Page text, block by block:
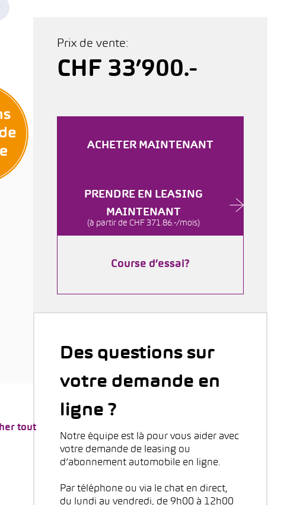
tout
Prix de vente:
CHF 33’900.-
ACHETER MAINTENANT
PRENDRE EN LEASING
MAINTENANT
(à partir de CHF 371.86.-/mois)
Course d’essai?
Des questions sur
votre demande en
ligne ?
Notre équipe est là pour vous aider avec
votre demande de leasing ou
d’abonnement automobile en ligne.
Par téléphone ou via le chat en direct,
du lundi au vendredi, de 9h00 à 12h00